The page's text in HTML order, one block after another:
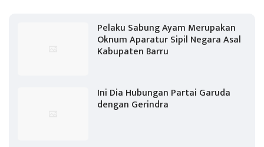
Pelaku Sabung Ayam Merupakan
Oknum Aparatur Sipil Negara Asal
Kabupaten Barru
Ini Dia Hubungan Partai Garuda
dengan Gerindra